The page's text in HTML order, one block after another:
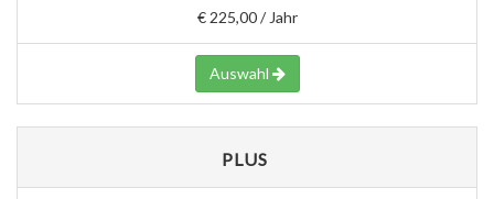
€ 225,00 / Jahr
Auswahl
PLUS